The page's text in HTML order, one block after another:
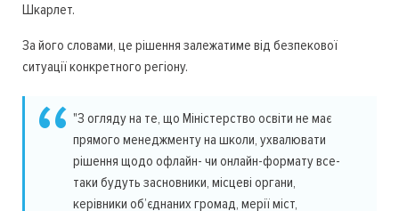
Шкарлет.
За його словами, це рішення залежатиме від безпекової
ситуації конкретного регіону.
"З огляду на те, що Міністерство освіти не має
прямого менеджменту на школи, ухвалювати
рішення щодо офлайн- чи онлайн-формату все-
таки будуть засновники, місцеві органи,
керівники об’єднаних громад, мерії міст,